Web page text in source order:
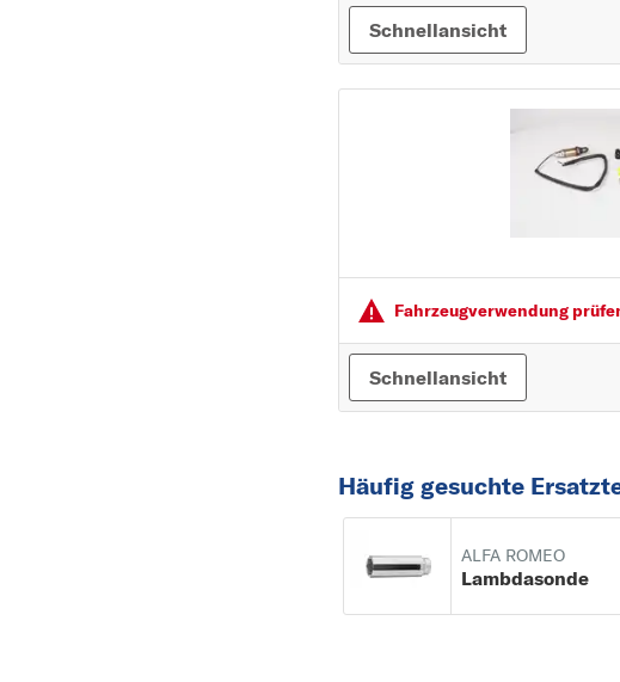
SEAT
SKODA
SMART
VOLVO
VW
Schnellansicht
Fahrzeugver­wendung
Schnellansicht
Häufig gesuchte
ALFA ROMEO
Lambdasonde